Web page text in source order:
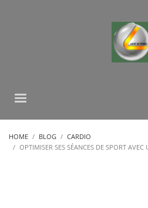
HOME BLOG
CARDIO
OPTIMISER SES SÉANCES DE SPORT